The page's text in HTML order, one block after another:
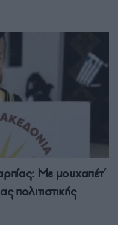
Με μουχαπέτ’
πολιτιστικής